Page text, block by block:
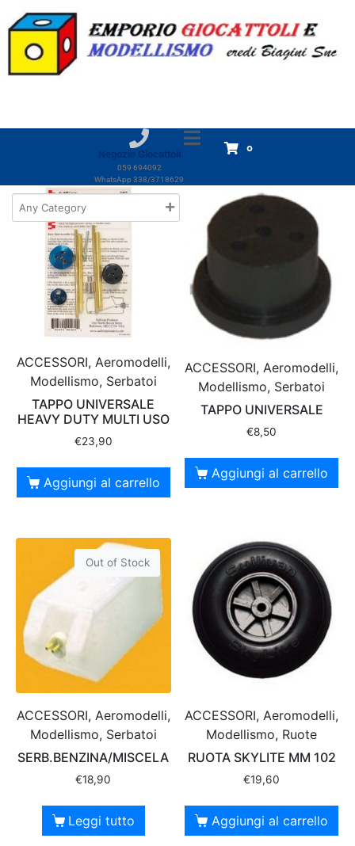
Negozio Giocattoli
059 694092
WhatsApp 338/3718629
0
Home Prodotti SULLIVAN
SULLIVAN
ACCESSORI, Aeromodelli,
Modellismo, Serbatoi
TAPPO UNIVERSALE
HEAVY DUTY MULTI USO
€23,90
Aggiungi al carrello
ACCESSORI, Aeromodelli,
Modellismo, Serbatoi
TAPPO UNIVERSALE
€8,50
Aggiungi al carrello
Out of Stock
ACCESSORI, Aeromodelli,
Modellismo, Serbatoi
SERB.BENZINA/MISCELA
€18,90
Leggi tutto
ACCESSORI, Aeromodelli,
Modellismo, Ruote
RUOTA SKYLITE MM 102
€19,60
Aggiungi al carrello